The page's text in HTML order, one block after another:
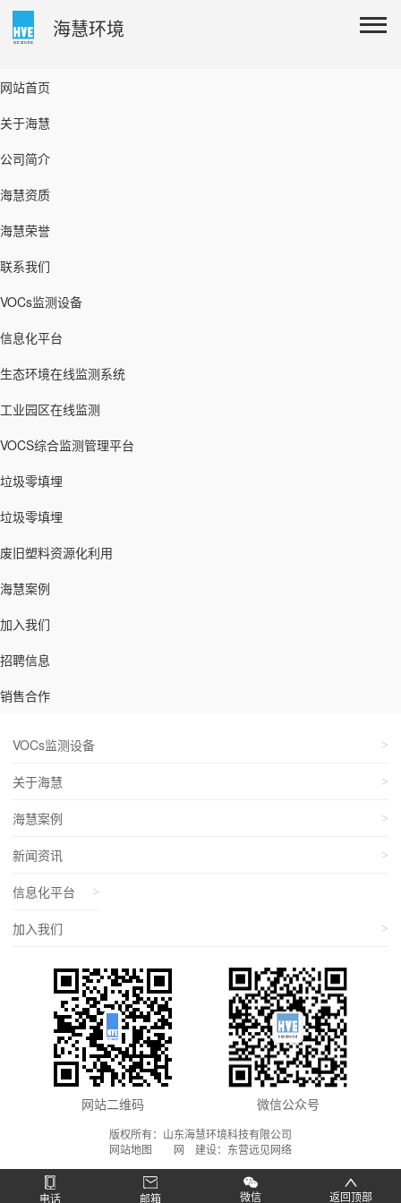
海慧环境
网站首页
关于海慧
公司简介
海慧资质
海慧荣誉
联系我们
VOCs监测设备
信息化平台
生态环境在线监测系统
工业园区在线监测
VOCS综合监测管理平台
垃圾零填埋
垃圾零填埋
废旧塑料资源化利用
海慧案例
加入我们
招聘信息
销售合作
VOCs监测设备
关于海慧
海慧案例
新闻资讯
信息化平台
加入我们
网站二维码 微信公众号
版权所有：山东海慧环境科技有限公司
网站地图 网 建设： 东营远见网络
电话 邮箱 微信 返回顶部